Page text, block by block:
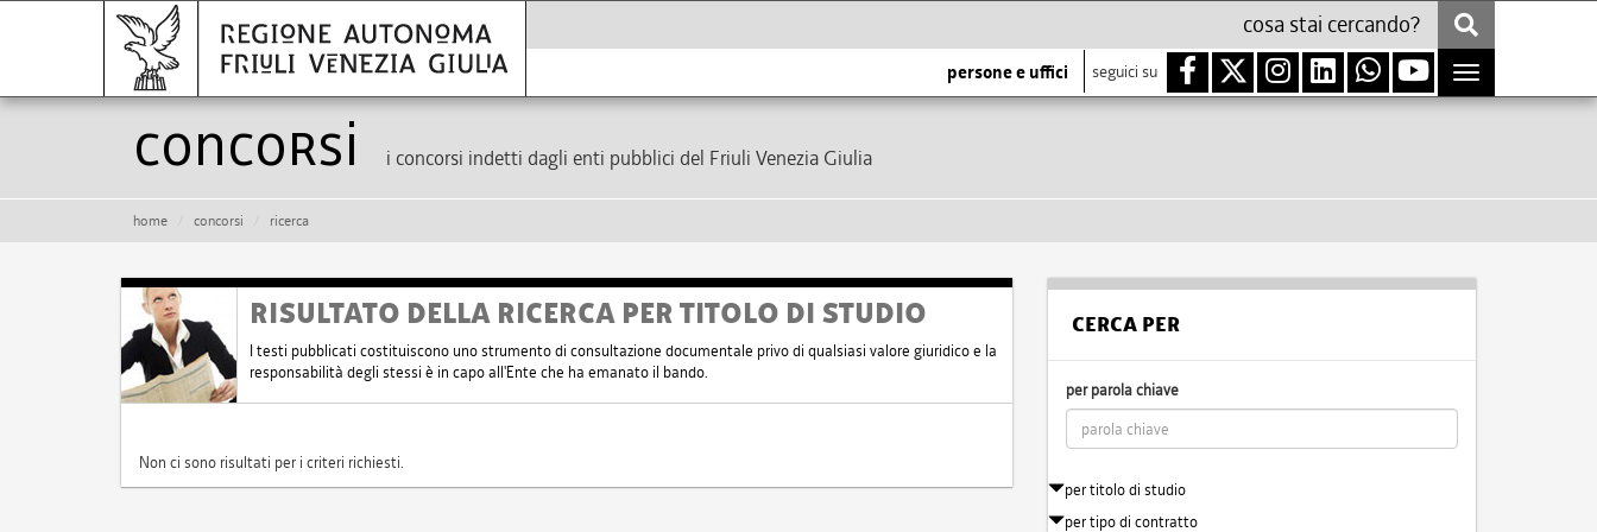
persone e uffici seguici su
Toggle
navigation
Concorsi i concorsi indetti dagli enti pubblici del Friuli Venezia Giulia
home concorsi ricerca
RISULTATO DELLA RICERCA PER TITOLO DI STUDIO
I testi pubblicati costituiscono uno strumento di consultazione documentale privo di qualsiasi valore giuridico e la
responsabilità degli stessi è in capo all'Ente che ha emanato il bando.
Non ci sono risultati per i criteri richiesti.
CERCA PER
per parola chiave
per titolo di studio
per tipo di contratto